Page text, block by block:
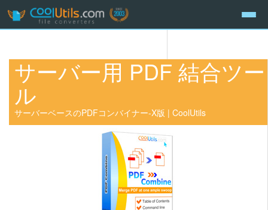
サーバー用 PDF 結合ツー
ル
サーバーベースのPDFコンバイナー-X版 | CoolUtils